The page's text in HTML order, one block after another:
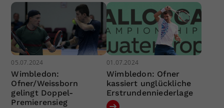
05.07.2024
Wimbledon:
Ofner/Weissborn
gelingt Doppel-
Premierensieg
01.07.2024
Wimbledon: Ofner
kassiert unglückliche
Erstrundenniederlage